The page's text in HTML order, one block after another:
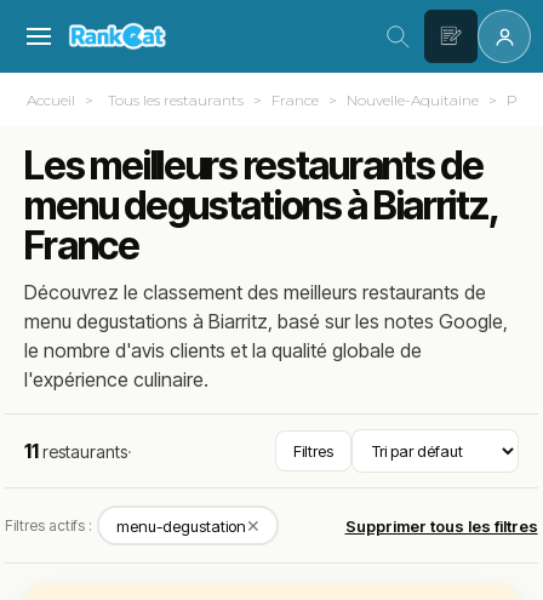
Accueil Tous les restaurants France Nouvelle-Aquitaine
Les meilleurs restaurants de
menu degustations à Biarritz,
France
Découvrez le classement des meilleurs restaurants de
menu degustations à Biarritz, basé sur les notes Google,
le nombre d'avis clients et la qualité globale de
l'expérience culinaire.
11restaurants· Filtres
Filtres actifs : menu-degustation✕ Supprimer tous les filtres